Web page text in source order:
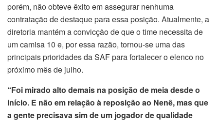
porém, não obteve êxito em assegurar nenhuma
contratação de destaque para essa posição. Atualmente, a
diretoria mantém a convicção de que o time necessita de
um camisa 10 e, por essa razão, tornou-se uma das
principais prioridades da SAF para fortalecer o elenco no
próximo mês de julho.
“Foi mirado alto demais na posição de meia desde o
início. E não em relação à reposição ao Nenê, mas que
a gente precisava sim de um jogador de qualidade